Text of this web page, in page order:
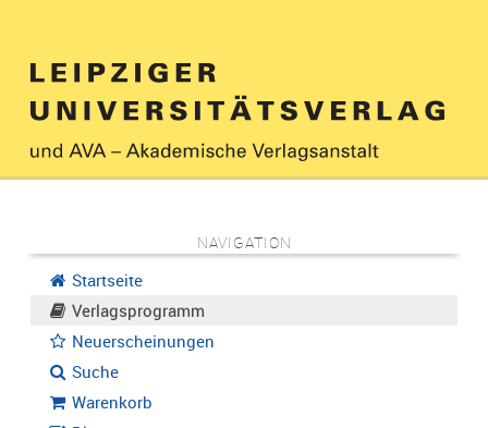
NAVIGATION
Startseite
Verlagsprogramm
Neuerscheinungen
Suche
Warenkorb